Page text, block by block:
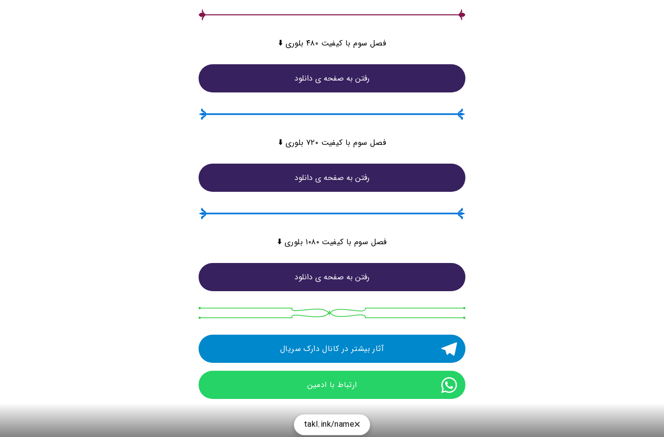
فصل سوم با کیفیت ۴۸۰ بلوری ⬇️
رفتن به صفحه ی دانلود
فصل سوم با کیفیت ۷۲۰ بلوری ⬇️
رفتن به صفحه ی دانلود
فصل سوم با کیفیت ۱۰۸۰ بلوری ⬇️
رفتن به صفحه ی دانلود
آثار بیشتر در کانال دارک سریال
ارتباط با ادمین
takl.ink/name